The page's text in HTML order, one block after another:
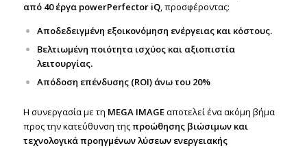
από 40 έργα powerPerfector iQ, προσφέροντας:
Αποδεδειγμένη εξοικονόμηση ενέργειας και κόστους.
Βελτιωμένη ποιότητα ισχύος και αξιοπιστία
λειτουργίας.
Απόδοση επένδυσης (ROI) άνω του 20%
Η συνεργασία με τη MEGA IMAGEαποτελεί ένα ακόμη βήμα
προς την κατεύθυνση τηςπροώθησης βιώσιμων και
τεχνολογικά προηγμένων λύσεων ενεργειακής